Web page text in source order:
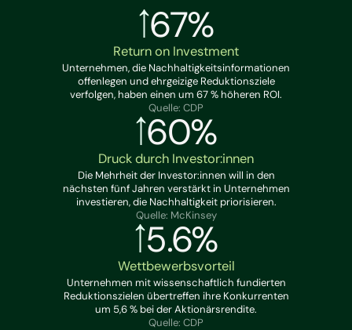
67%
Return on Investment
Unternehmen, die Nachhaltigkeitsinformationen
offenlegen und ehrgeizige Reduktionsziele
verfolgen, haben einen um 67 % höheren ROI.
Quelle: CDP
60%
Druck durch Investor:innen
Die Mehrheit der Investor:innen will in den
nächsten fünf Jahren verstärkt in Unternehmen
investieren, die Nachhaltigkeit priorisieren.
Quelle: McKinsey
5.6%
Wettbewerbsvorteil
Unternehmen mit wissenschaftlich fundierten
Reduktionszielen übertreffen ihre Konkurrenten
um 5,6 % bei der Aktionärsrendite.
Quelle: CDP